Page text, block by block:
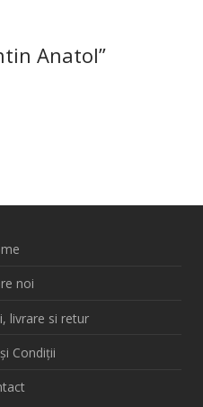
Anatol”
noi
livrare si retur
Condiții